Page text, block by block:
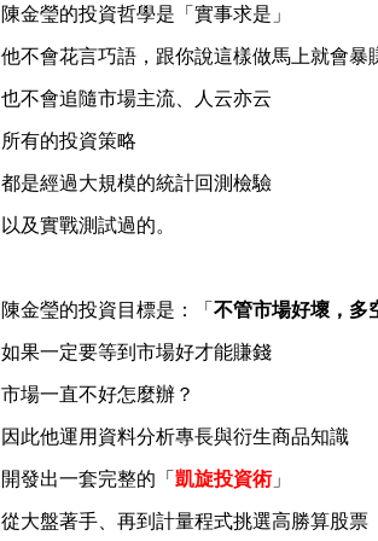
陳金瑩的投資哲學是「實事求是」
他不會花言巧語，跟你說這樣做馬上就會暴
也不會追隨市場主流、人云亦云
所有的投資策略
都是經過大規模的統計回測檢驗
以及實戰測試過的。
陳金瑩的投資目標是：「 不管市場好壞，多
如果一定要等到市場好才能賺錢
市場一直不好怎麼辦？
因此他運用資料分析專長與衍生商品知識
開發出一套完整的「 凱旋投資術」
從大盤著手、再到計量程式挑選高勝算股票